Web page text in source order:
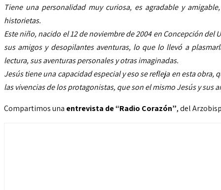
Tiene una personalidad muy curiosa, es agradable y
historietas.
Este niño, nacido el 12 de noviembre de 2004 en Concepción
sus amigos y desopilantes aventuras, lo que lo llevó a
lectura, sus aventuras personales y otras imaginadas.
Jesús tiene una capacidad especial y eso se refleja en esta
las vivencias de los protagonistas, que son el mismo Jesús y sus
Compartimos una entrevista de “Radio Corazón”, del